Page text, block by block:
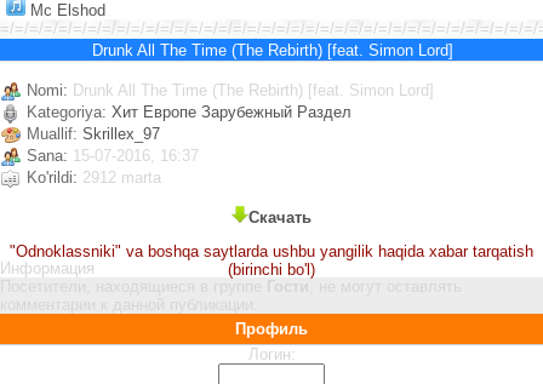
Mc Elshod
=/=/=/=/=/=/=/=/=/=/=/=/=/=/=/=/=/=/=/=/=/=/=/=/=/=/=/=/=/=/=/=/=/=/=/=/=/
Drunk All The Time (The Rebirth) [feat. Simon Lord]
Nomi: Drunk All The Time (The Rebirth) [feat. Simon Lord]
Kategoriya: Хит Европе Зарубежный Раздел
Muallif: Skrillex_97
Sana: 15-07-2016, 16:37
Ko'rildi: 2912 marta
Скачать
"Odnoklassniki" va boshqa saytlarda ushbu yangilik haqida xabar tarqatish
(birinchi bo'l)
Информация
Профиль
Логин: